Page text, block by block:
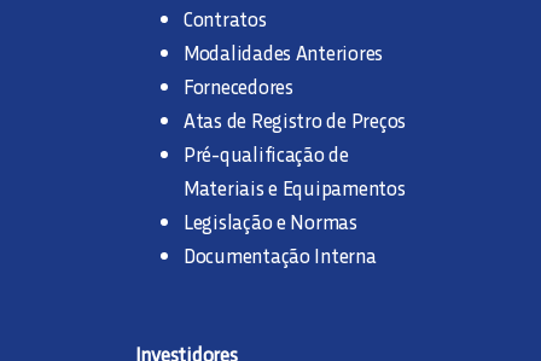
Contratos
Modalidades Anteriores
Fornecedores
Atas de Registro de Preços
Pré-qualificação de
Materiais e Equipamentos
Legislação e Normas
Documentação Interna
Investidores